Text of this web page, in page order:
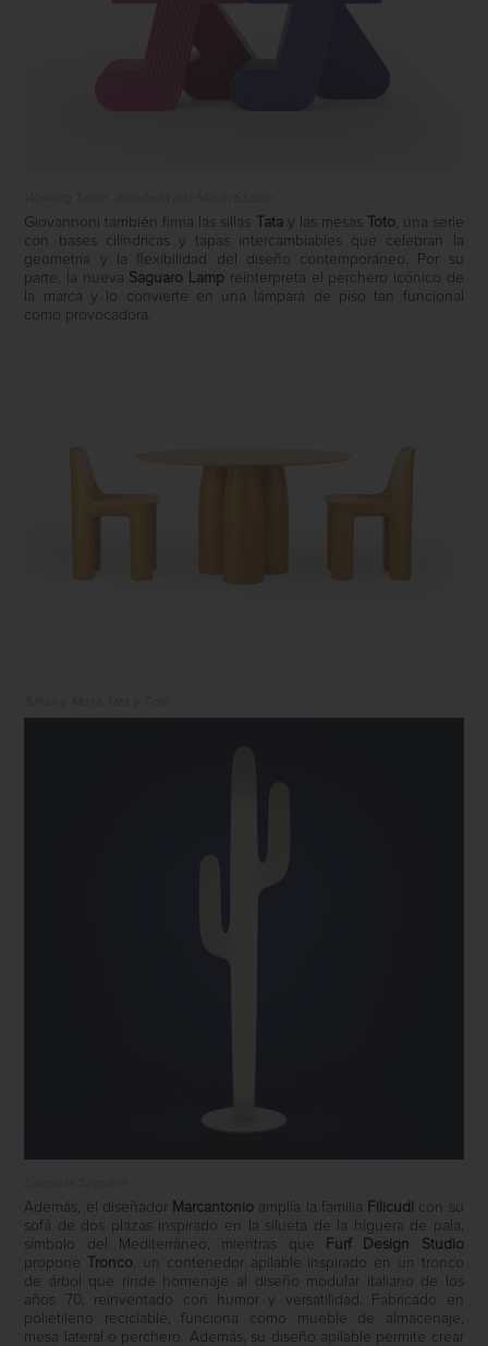
Giovannoni también firma las sillas Tata y las mesas Toto, una serie
con bases cilíndricas y tapas intercambiables que celebran la
geometría y la flexibilidad del diseño contemporáneo. Por su
parte, la nueva Saguaro Lamp reinterpreta el perchero icónico de
la marca y lo convierte en una lámpara de piso tan funcional
como provocadora.
Además, el diseñador Marcantonio amplía la familia Filicudi
con su
sofá de dos plazas inspirado en la silueta de la higuera de pala,
símbolo del Mediterráneo, mientras que
Furf Design Studio
propone Tronco , un contenedor apilable inspirado en un tronco
de árbol que rinde homenaje al diseño modular italiano de los
años 70, reinventado con humor y versatilidad. Fabricado en
polietileno reciclable, funciona como mueble de almacenaje,
mesa lateral o perchero. Además, su diseño apilable permite crear